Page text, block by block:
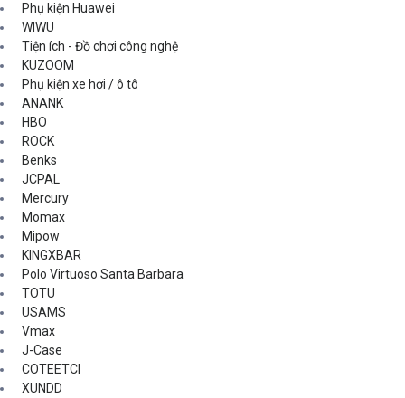
Phụ kiện Huawei
WIWU
Tiện ích - Đồ chơi công nghệ
KUZOOM
Phụ kiện xe hơi / ô tô
ANANK
HBO
ROCK
Benks
JCPAL
Mercury
Momax
Mipow
KINGXBAR
Polo Virtuoso Santa Barbara
TOTU
USAMS
Vmax
J-Case
COTEETCI
XUNDD